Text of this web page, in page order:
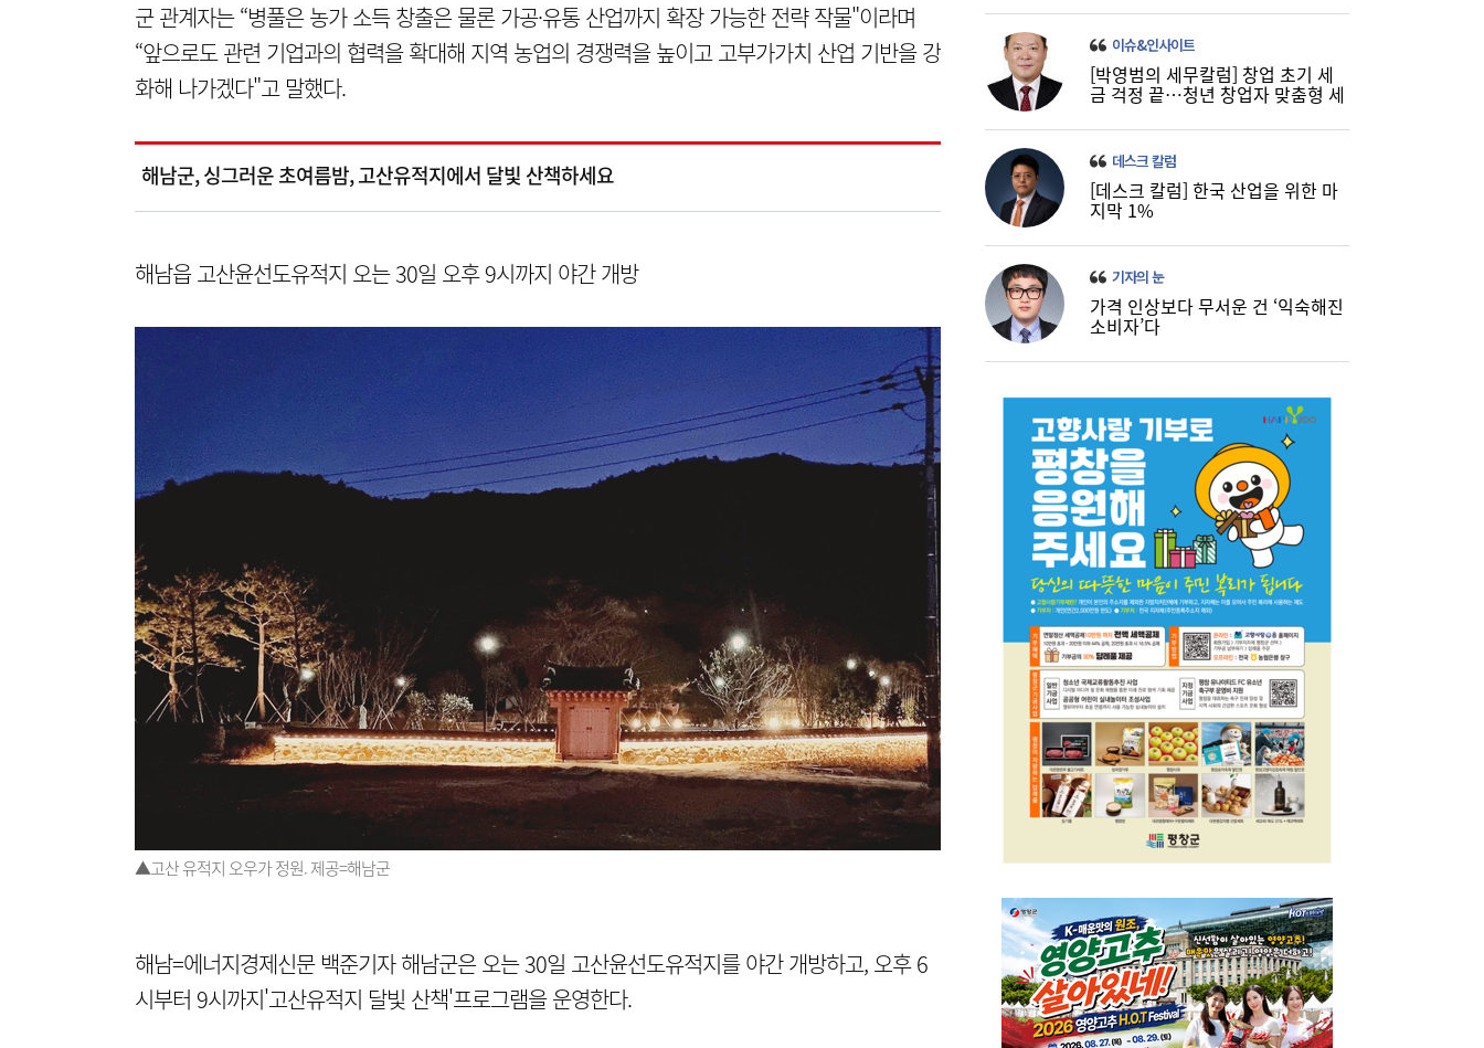
군 관계자는 “병풀은 농가 소득 창출은 물론 가공·유통 산업까지 확장 가능한 전략 작물"이라며
“앞으로도 관련 기업과의 협력을 확대해 지역 농업의 경쟁력을 높이고 고부가가치 산업 기반을 강
화해 나가겠다"고 말했다.
해남군, 싱그러운 초여름밤, 고산유적지에서 달빛 산책하세요
해남읍 고산윤선도유적지 오는 30일 오후 9시까지 야간 개방
▲고산 유적지 오우가 정원. 제공=해남군
해남=에너지경제신문 백준기자 해남군은 오는 30일 고산윤선도유적지를 야간 개방하고, 오후 6
시부터 9시까지'고산유적지 달빛 산책'프로그램을 운영한다.
이슈&인사이트
[박영범의 세무칼럼] 창업 초기 세
금 걱정 끝…청년 창업자 맞춤형 세
데스크 칼럼
[데스크 칼럼] 한국 산업을 위한 마
지막 1%
기자의 눈
가격 인상보다 무서운 건 ‘익숙해진
소비자’다